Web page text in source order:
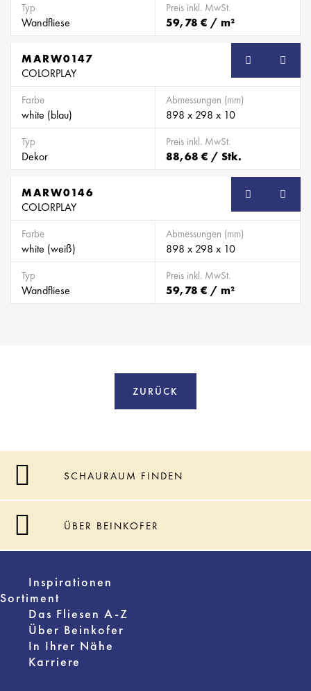
Typ
Wandfliese
Preis inkl. MwSt.
59,78 € / m²
SB
MARW0147
COLORPLAY
Farbe
white (blau)
Abmessungen (mm)
898 x 298 x 10
Typ
Dekor
Preis inkl. MwSt.
88,68 € / Stk.
SB
MARW0146
COLORPLAY
Farbe
white (weiß)
Abmessungen (mm)
898 x 298 x 10
Typ
Wandfliese
Preis inkl. MwSt.
59,78 € / m²
ZURÜCK
SCHAURAUM FINDEN
ÜBER BEINKOFER
Inspirationen
Sortiment
Das Fliesen A-Z
Über Beinkofer
In Ihrer Nähe
Karriere